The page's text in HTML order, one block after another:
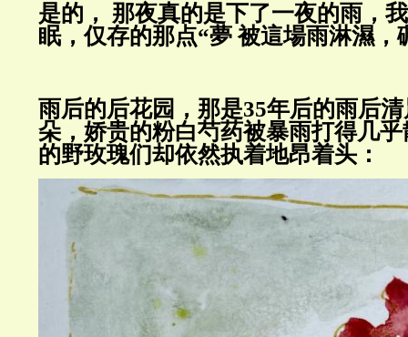
是的， 那夜真的是下了一夜的雨，
眠，仅存的那点“夢 被這場雨淋濕，
雨后的后花园，那是35年后的雨后
朵，娇贵的粉白芍药被暴雨打得几
的野玫瑰们却依然执着地昂着头：